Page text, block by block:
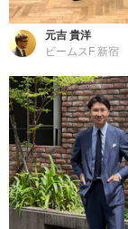
元吉 貴洋
ビームスF 新宿